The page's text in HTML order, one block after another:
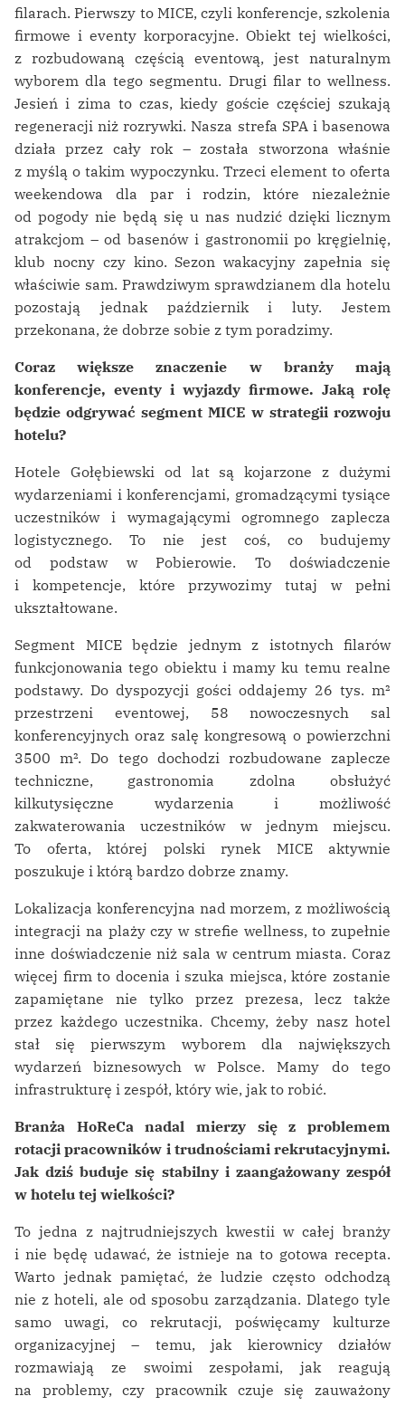
filarach. Pierwszy to MICE, czyli konferencje, szkolenia
firmowe i eventy korporacyjne. Obiekt tej wielkości,
z rozbudowaną częścią eventową, jest naturalnym
wyborem dla tego segmentu. Drugi filar to wellness.
Jesień i zima to czas, kiedy goście częściej szukają
regeneracji niż rozrywki. Nasza strefa SPA i basenowa
działa przez cały rok – została stworzona właśnie
z myślą o takim wypoczynku. Trzeci element to oferta
weekendowa dla par i rodzin, które niezależnie
od pogody nie będą się u nas nudzić dzięki licznym
atrakcjom – od basenów i gastronomii po kręgielnię,
klub nocny czy kino. Sezon wakacyjny zapełnia się
właściwie sam. Prawdziwym sprawdzianem dla hotelu
pozostają jednak październik i luty. Jestem
przekonana, że dobrze sobie z tym poradzimy.
Coraz większe znaczenie w branży mają
konferencje, eventy i wyjazdy firmowe. Jaką rolę
będzie odgrywać segment MICE w strategii rozwoju
hotelu?
Hotele Gołębiewski od lat są kojarzone z dużymi
wydarzeniami i konferencjami, gromadzącymi tysiące
uczestników i wymagającymi ogromnego zaplecza
logistycznego. To nie jest coś, co budujemy
od podstaw w Pobierowie. To doświadczenie
i kompetencje, które przywozimy tutaj w pełni
ukształtowane.
Segment MICE będzie jednym z istotnych filarów
funkcjonowania tego obiektu i mamy ku temu realne
podstawy. Do dyspozycji gości oddajemy 26 tys. m²
przestrzeni eventowej, 58 nowoczesnych sal
konferencyjnych oraz salę kongresową o powierzchni
3500 m². Do tego dochodzi rozbudowane zaplecze
techniczne, gastronomia zdolna obsłużyć
kilkutysięczne wydarzenia i możliwość
zakwaterowania uczestników w jednym miejscu.
To oferta, której polski rynek MICE aktywnie
poszukuje i którą bardzo dobrze znamy.
Lokalizacja konferencyjna nad morzem, z możliwością
integracji na plaży czy w strefie wellness, to zupełnie
inne doświadczenie niż sala w centrum miasta. Coraz
więcej firm to docenia i szuka miejsca, które zostanie
zapamiętane nie tylko przez prezesa, lecz także
przez każdego uczestnika. Chcemy, żeby nasz hotel
stał się pierwszym wyborem dla największych
wydarzeń biznesowych w Polsce. Mamy do tego
infrastrukturę i zespół, który wie, jak to robić.
Branża HoReCa nadal mierzy się z problemem
rotacji pracowników i trudnościami rekrutacyjnymi.
Jak dziś buduje się stabilny i zaangażowany zespół
w hotelu tej wielkości?
To jedna z najtrudniejszych kwestii w całej branży
i nie będę udawać, że istnieje na to gotowa recepta.
Warto jednak pamiętać, że ludzie często odchodzą
nie z hoteli, ale od sposobu zarządzania. Dlatego tyle
samo uwagi, co rekrutacji, poświęcamy kulturze
organizacyjnej – temu, jak kierownicy działów
rozmawiają ze swoimi zespołami, jak reagują
na problemy, czy pracownik czuje się zauważony